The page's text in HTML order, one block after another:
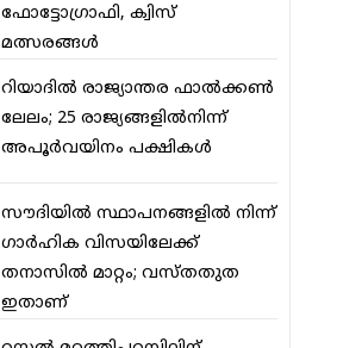
ഫോട്ടോഗ്രാഫി, ക്വിസ്
മത്സരങ്ങള്‍
റിയാദില്‍ രാജ്യാന്തര ഫാല്‍ക്കണ്‍
ലേലം; 25 രാജ്യങ്ങളില്‍നിന്ന്
അപൂര്‍വയിനം പക്ഷികള്‍
സൗദിയില്‍ സ്ഥാപനങ്ങളില്‍ നിന്ന്
ഗാര്‍ഹിക വിസയിലേക്ക്
തനാസില്‍ മാറ്റം; വസ്തതുത
ഇതാണ്